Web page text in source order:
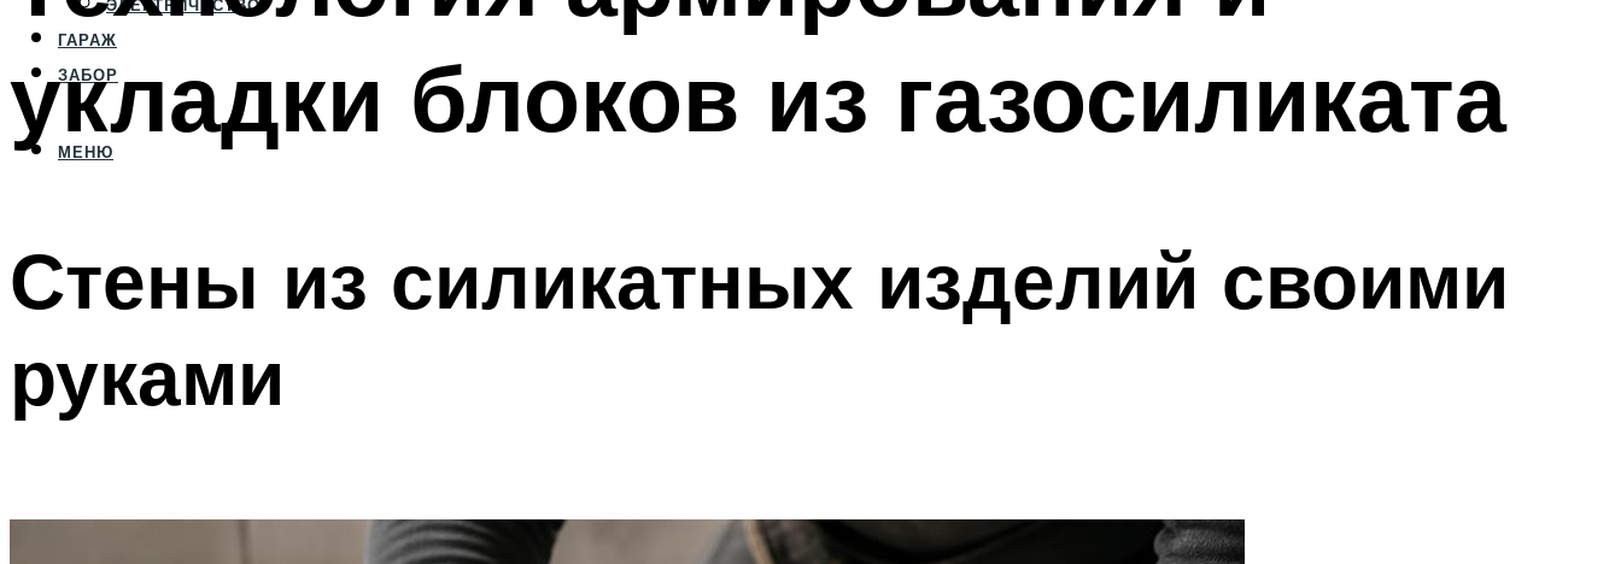
ЭЛЕКТРИЧЕСТВО
ГАРАЖ
ЗАБОР
МЕНЮ
укладки блоков из газосиликата
Стены из силикатных изделий своими
руками